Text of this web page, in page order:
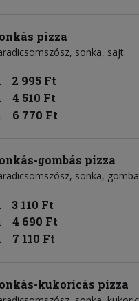
pizza
sonka sajt
2 995 Ft
4 510 Ft
6 770 Ft
gombás pizza
sonka gomba
3 110 Ft
4 690 Ft
7 110 Ft
kukoricás pizza